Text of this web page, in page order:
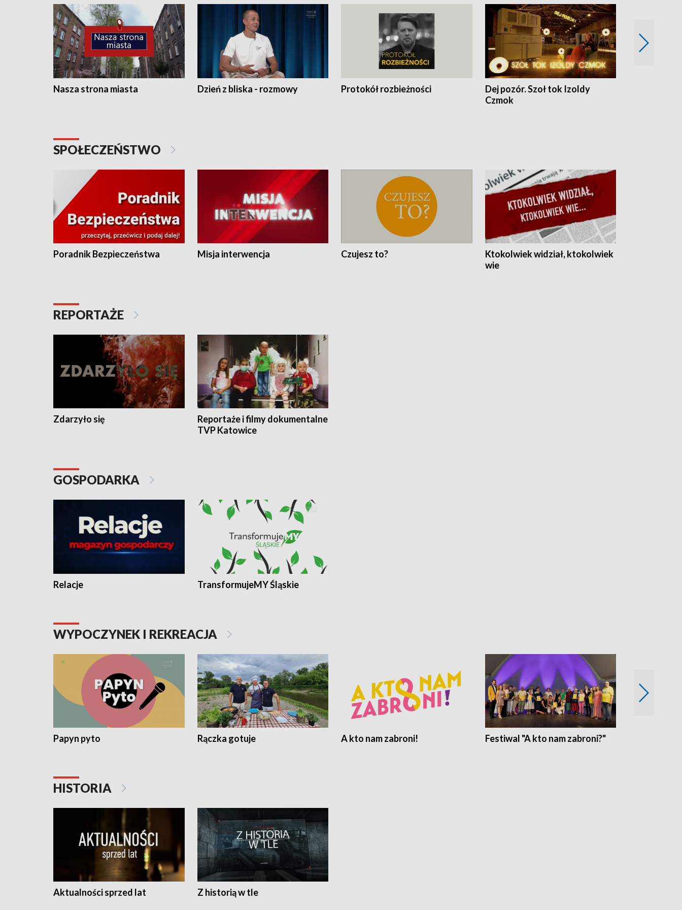
Nasza strona miasta Dzień z bliska - rozmowy Protokół rozbieżności
Dej pozór. Szoł tok Izoldy
Czmok
SPOŁECZEŃSTWO
Poradnik Bezpieczeństwa Misja interwencja Czujesz to?
Ktokolwiek widział, ktokolwiek
wie
REPORTAŻE
Zdarzyło się
Reportaże i filmy dokumentalne
TVP Katowice
GOSPODARKA
Relacje TransformujeMY Śląskie
WYPOCZYNEK I REKREACJA
Papyn pyto Rączka gotuje A kto nam zabroni! Festiwal "A kto nam zabroni?"
HISTORIA
Aktualności sprzed lat Z historią w tle